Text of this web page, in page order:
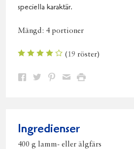
speciella karaktär.
Mängd: 4 portioner
(19 röster)
Dela Dela Dela DelaSkriv
Ingredienser
400 g lamm- eller älgfärs